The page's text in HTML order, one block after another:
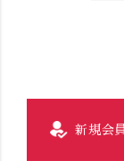
新規会